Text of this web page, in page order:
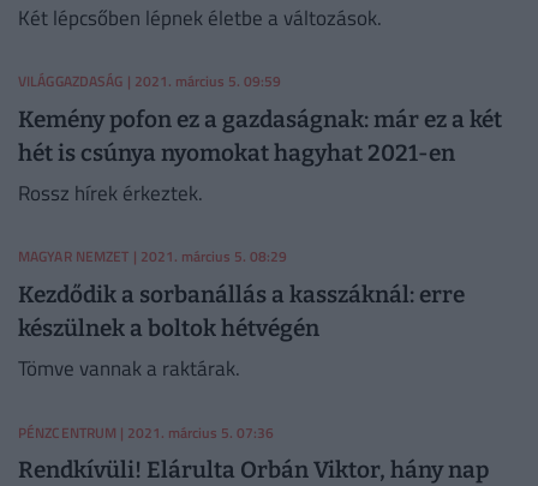
Két lépcsőben lépnek életbe a változások.
VILÁGGAZDASÁG | 2021. március 5. 09:59
Kemény pofon ez a gazdaságnak: már ez a két
hét is csúnya nyomokat hagyhat 2021-en
Rossz hírek érkeztek.
MAGYAR NEMZET | 2021. március 5. 08:29
Kezdődik a sorbanállás a kasszáknál: erre
készülnek a boltok hétvégén
Tömve vannak a raktárak.
PÉNZCENTRUM | 2021. március 5. 07:36
Rendkívüli! Elárulta Orbán Viktor, hány nap